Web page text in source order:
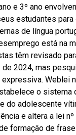
e 3º ano
estudantes
de língua
está na
têm revisado
de 2024, mas
Weblei
o sistema
do adolescente
e altera a lei nº
formação de